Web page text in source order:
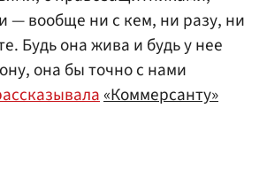
— вообще ни с кем, ни разу, ни
Будь она жива и будь у нее
она бы точно с нами
«Коммерсанту»